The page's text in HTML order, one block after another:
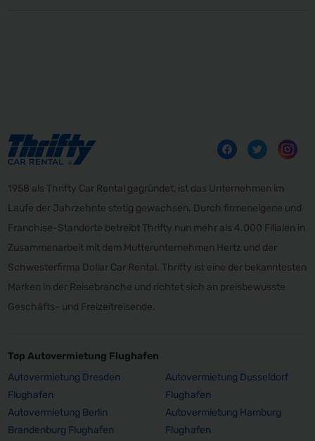
1958 als Thrifty Car Rental gegründet, ist das Unternehmen im
Laufe der Jahrzehnte stetig gewachsen. Durch firmeneigene und
Franchise-Standorte betreibt Thrifty nun mehr als 4.000 Filialen in
Zusammenarbeit mit dem Mutterunternehmen Hertz und der
Schwesterfirma Dollar Car Rental. Thrifty ist eine der bekanntesten
Marken in der Reisebranche und richtet sich an preisbewusste
Geschäfts- und Freizeitreisende.
Top Autovermietung Flughafen
Autovermietung Dresden
Flughafen
Autovermietung Dusseldorf
Flughafen
Autovermietung Berlin
Brandenburg Flughafen
Autovermietung Hamburg
Flughafen